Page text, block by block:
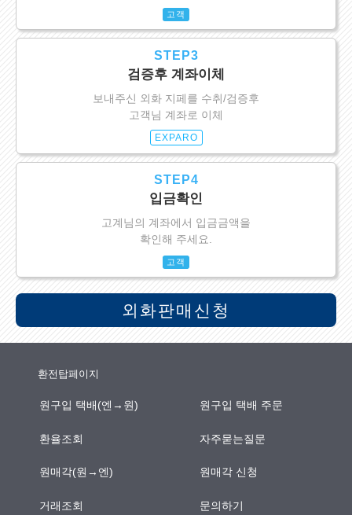
고객
STEP3
검증후 계좌이체
보내주신 외화 지페를 수취/검증후
고객님 계좌로 이체
EXPARO
STEP4
입금확인
고계님의 계좌에서 입금금액을
확인해 주세요.
고객
외화판매신청
환전탑페이지
원구입 택배(엔→원) 원구입 택배 주문
환율조회 자주묻는질문
원매각(원→엔) 원매각 신청
거래조회 문의하기